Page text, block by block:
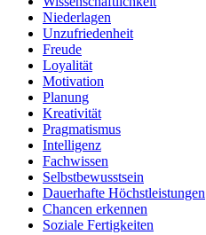
Niederlagen
Unzufriedenheit
Freude
Loyalität
Motivation
Planung
Kreativität
Pragmatismus
Intelligenz
Fachwissen
Selbstbewusstsein
Dauerhafte Höchstleistungen
Chancen erkennen
Soziale Fertigkeiten